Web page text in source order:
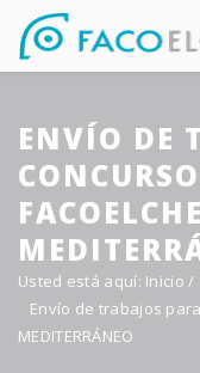
ENVÍO DE
Usted está aquí: Inicio /
Envío de trabajos
MEDITERRÁNEO